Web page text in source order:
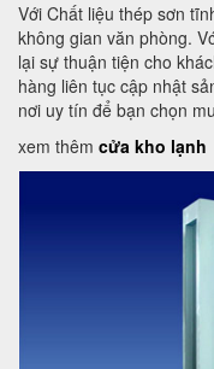
Với Chất liệu thép sơn
không gian văn phòng.
lại sự thuận tiện cho
hàng liên tục cập nhật
nơi uy tín để bạn chọn
xem thêm cửa kho lạnh